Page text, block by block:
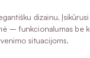
dizainu.
– funkcionalumas be
situacijoms.